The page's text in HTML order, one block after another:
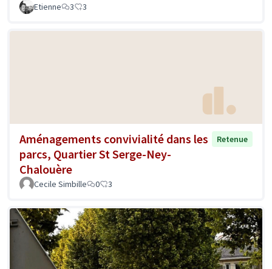
Etienne 3 3
Aménagements convivialité dans les
parcs, Quartier St Serge-Ney-
Chalouère
Retenue
Cecile Simbille 0 3